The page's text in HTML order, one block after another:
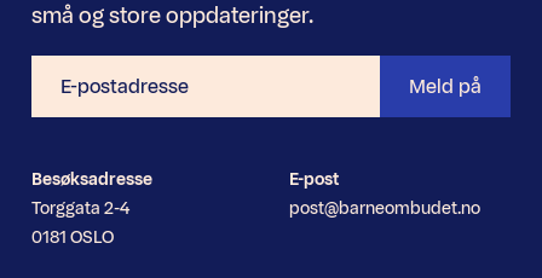
små og store oppdateringer.
postadresse
Meld på
Besøksadresse
Torggata 2-4
0181 OSLO
E-post
post@barneombudet.no